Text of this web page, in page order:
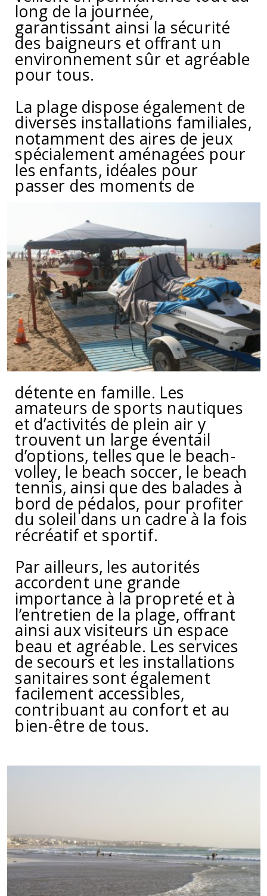
long de la journée,
garantissant ainsi la sécurité
des baigneurs et offrant un
environnement sûr et agréable
pour tous.
La plage dispose également de
diverses installations familiales,
notamment des aires de jeux
spécialement aménagées pour
les enfants, idéales pour
passer des moments de
détente en famille. Les
amateurs de sports nautiques
et d’activités de plein air y
trouvent un large éventail
d’options, telles que le beach-
volley, le beach soccer, le beach
tennis, ainsi que des balades à
bord de pédalos, pour profiter
du soleil dans un cadre à la fois
récréatif et sportif.
Par ailleurs, les autorités
accordent une grande
importance à la propreté et à
l’entretien de la plage, offrant
ainsi aux visiteurs un espace
beau et agréable. Les services
de secours et les installations
sanitaires sont également
facilement accessibles,
contribuant au confort et au
bien-être de tous.